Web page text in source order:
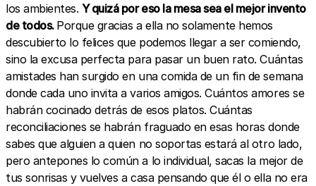
los ambientes. Y quizá por eso la mesa sea el mejor invento
de todos. Porque gracias a ella no solamente hemos
descubierto lo felices que podemos llegar a ser comiendo,
sino la excusa perfecta para pasar un buen rato. Cuántas
amistades han surgido en una comida de un fin de semana
donde cada uno invita a varios amigos. Cuántos amores se
habrán cocinado detrás de esos platos. Cuántas
reconciliaciones se habrán fraguado en esas horas donde
sabes que alguien a quien no soportas estará al otro lado,
pero antepones lo común a lo individual, sacas la mejor de
tus sonrisas y vuelves a casa pensando que él o ella no era